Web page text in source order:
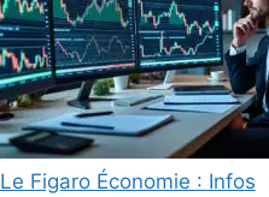
Le Figaro Économie : Infos